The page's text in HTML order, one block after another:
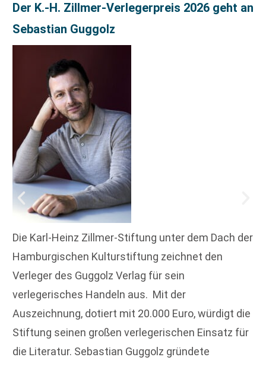
Der K.-H. Zillmer-Verlegerpreis 2026 geht an
Sebastian Guggolz
Die Karl-Heinz Zillmer-Stiftung unter dem Dach der
Hamburgischen Kulturstiftung zeichnet den
Verleger des Guggolz Verlag für sein
verlegerisches Handeln aus. Mit der
Auszeichnung, dotiert mit 20.000 Euro, würdigt die
Stiftung seinen großen verlegerischen Einsatz für
die Literatur. Sebastian Guggolz gründete